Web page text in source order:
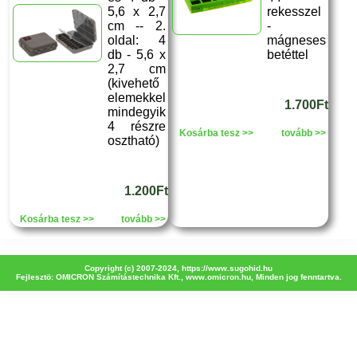
5,6 x 2,7
cm -- 2.
oldal: 4
db - 5,6 x
2,7 cm
(kivehető
elemekkel
mindegyik
4 részre
osztható)
1.200Ft
Kosárba tesz >> tovább >>
rekesszel
-
mágneses
betéttel
1.700Ft
Kosárba tesz >> tovább >>
Copyright (c) 2007-2024, https://www.sugohid.hu
Fejlesztö: OMICRON Számítástechnika Kft., www.omicron.hu, Minden jog fenntartva.